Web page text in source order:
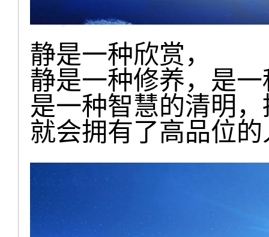
静是一种欣赏，
静是一种修养，是
是一种智慧的清明
就会拥有了高品位